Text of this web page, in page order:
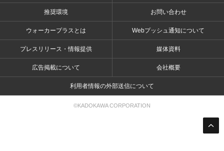
推奨環境 お問い合わせ
ウォーカープラスとは Webプッシュ通知について
プレスリリース・情報提供 媒体資料
広告掲載について 会社概要
利用者情報の外部送信について
©KADOKAWA CORPORATION